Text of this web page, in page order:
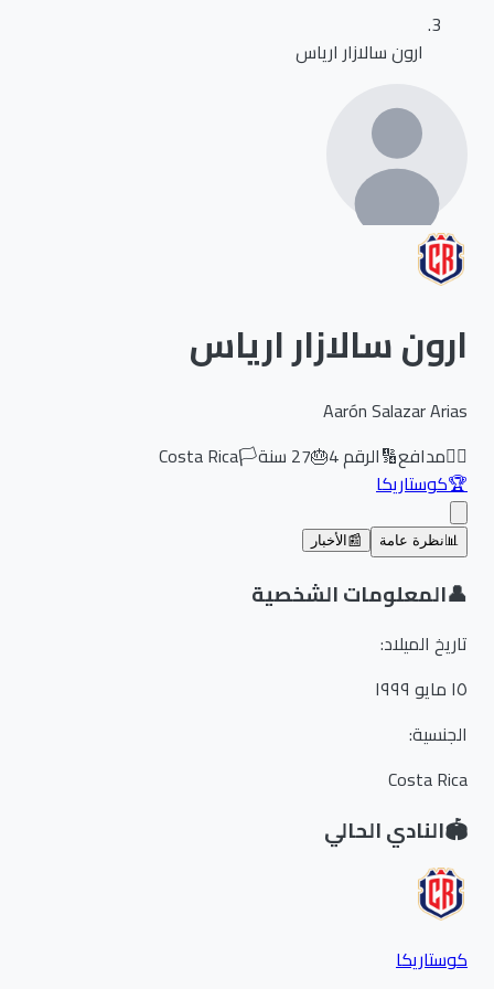
ارون سالازار ارياس
ارون سالازار ارياس
Aarón Salazar Arias
مدافع🔢الرقم4
🎂
27سنة🏳️
Costa Rica
كوستاريكا
نظرة عامة 📰 الأخبار
المعلومات الشخصية
تاريخ الميلاد:
الجنسية:
Costa Rica
النادي الحالي
كوستاريكا